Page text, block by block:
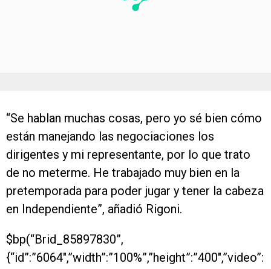
“Se hablan muchas cosas, pero yo sé bien cómo
están manejando las negociaciones los
dirigentes y mi representante, por lo que trato
de no meterme. He trabajado muy bien en la
pretemporada para poder jugar y tener la cabeza
en Independiente”, añadió Rigoni.
$bp(“Brid_85897830”,
{“id”:”6064″,”width”:”100%”,”height”:”400″,”video”: